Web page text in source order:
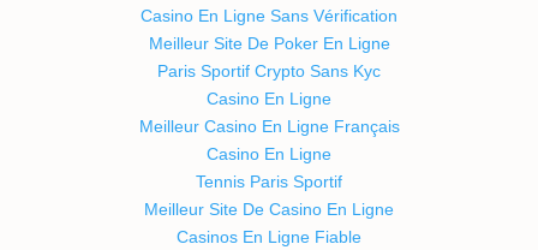
Casino En Ligne Sans Vérification
Meilleur Site De Poker En Ligne
Paris Sportif Crypto Sans Kyc
Casino En Ligne
Meilleur Casino En Ligne Français
Casino En Ligne
Tennis Paris Sportif
Meilleur Site De Casino En Ligne
Casinos En Ligne Fiable